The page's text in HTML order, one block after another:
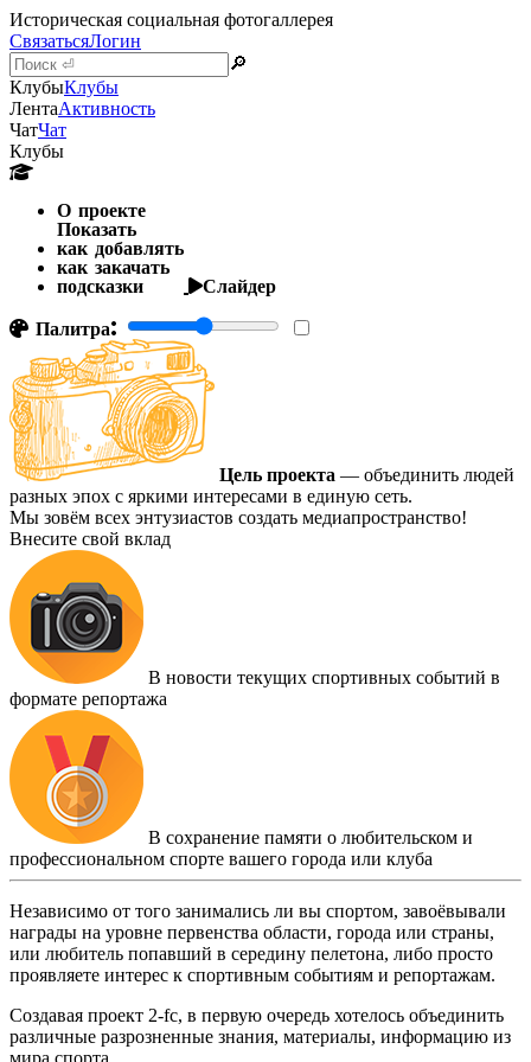
Историческая социальная фотогаллерея
СвязатьсяЛогин
🔎
КлубыКлубы
ЛентаАктивность
ЧатЧат
Клубы
О проекте
Показать
как добавлять
как закачать
подсказки
Слайдер
Палитра:
Цель проекта — объединить людей
разных эпох с яркими интересами в единую сеть.
Мы зовём всех энтузиастов создать медиапространство!
Внесите свой вклад
В новости текущих спортивных событий в
формате репортажа
В сохранение памяти о любительском и
профессиональном спорте вашего города или клуба
Независимо от того занимались ли вы спортом, завоёвывали
награды на уровне первенства области, города или страны,
или любитель попавший в середину пелетона, либо просто
проявляете интерес к спортивным событиям и репортажам.
Создавая проект 2-fc, в первую очередь хотелось объединить
различные разрозненные знания, материалы, информацию из
мира спорта.